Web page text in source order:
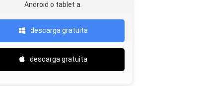
Android o tablet a.
descarga gratuita
descarga gratuita